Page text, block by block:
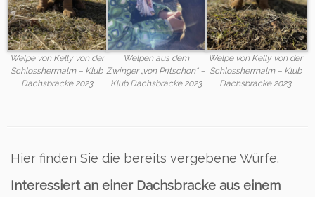
Welpe von Kelly von der
Schlossherrnalm – Klub
Dachsbracke 2023
Welpen aus dem
Zwinger „von Pritschon“ –
Klub Dachsbracke 2023
Welpe von Kelly von der
Schlossherrnalm – Klub
Dachsbracke 2023
Hier finden Sie die bereits vergebene Würfe.
Interessiert an einer Dachsbracke aus einem